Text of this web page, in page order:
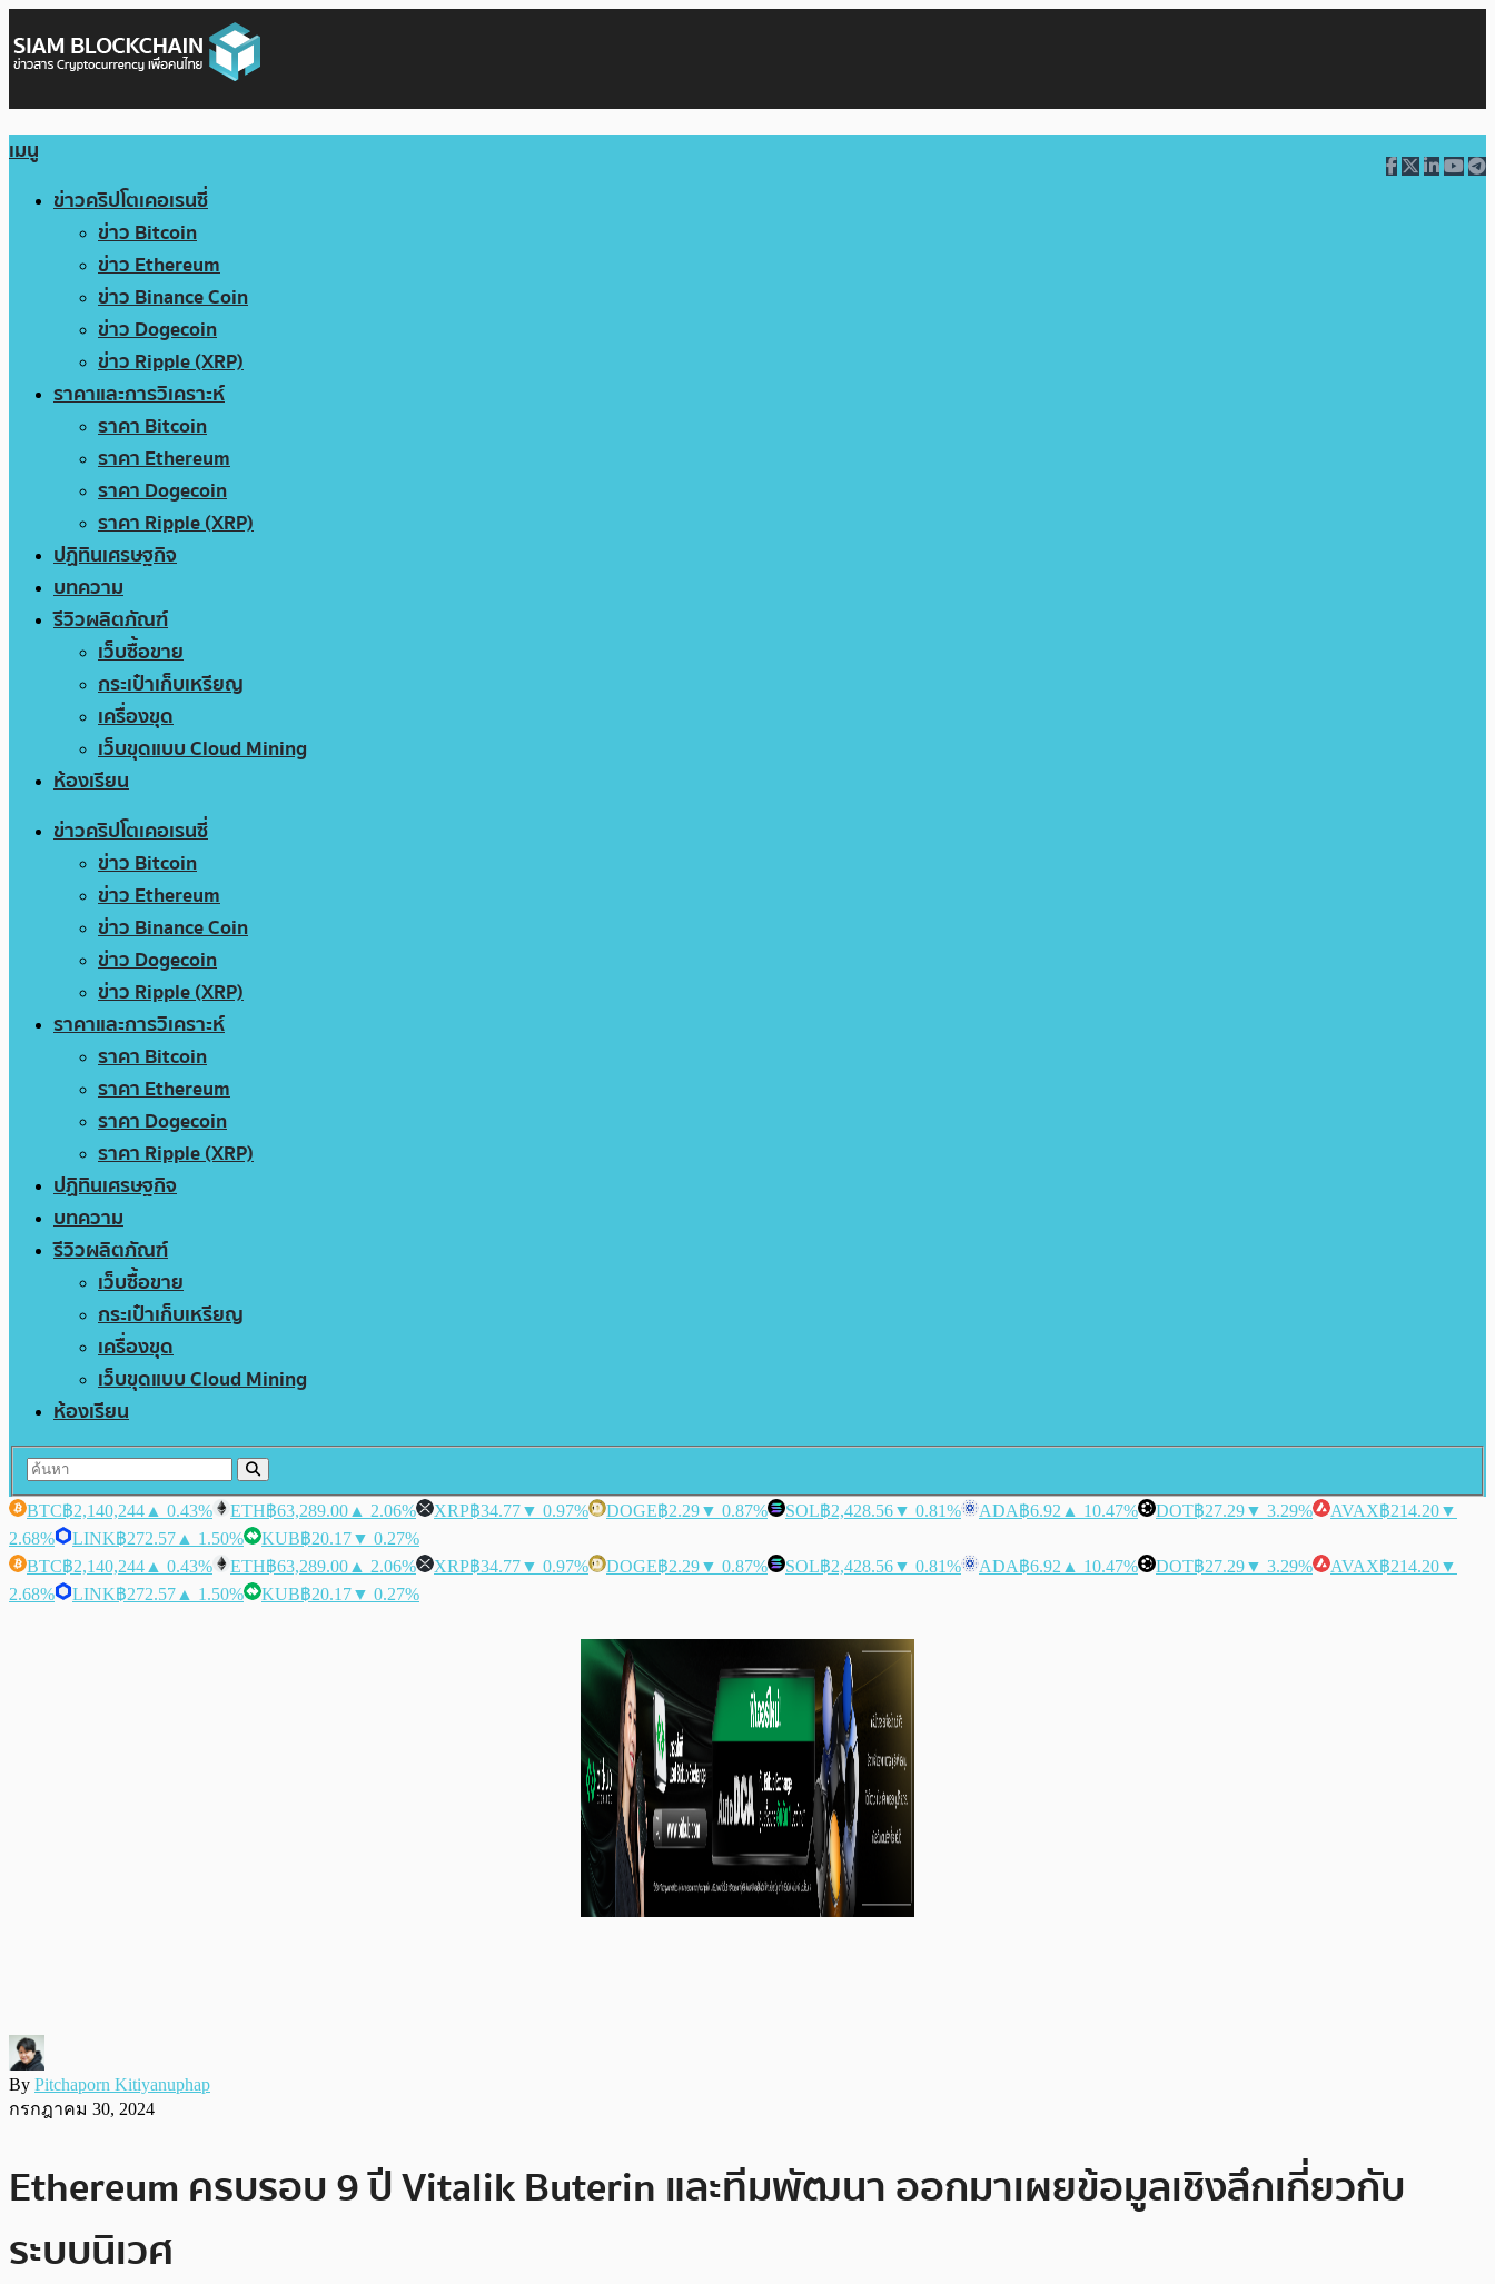
เมนู
ข่าวคริปโตเคอเรนซี่
ข่าว Bitcoin
ข่าว Ethereum
ข่าว Binance Coin
ข่าว Dogecoin
ข่าว Ripple (XRP)
ราคาและการวิเคราะห์
ราคา Bitcoin
ราคา Ethereum
ราคา Dogecoin
ราคา Ripple (XRP)
ปฏิทินเศรษฐกิจ
บทความ
รีวิวผลิตภัณฑ์
เว็บซื้อขาย
กระเป๋าเก็บเหรียญ
เครื่องขุด
เว็บขุดแบบ Cloud Mining
ห้องเรียน
ข่าวคริปโตเคอเรนซี่
ข่าว Bitcoin
ข่าว Ethereum
ข่าว Binance Coin
ข่าว Dogecoin
ข่าว Ripple (XRP)
ราคาและการวิเคราะห์
ราคา Bitcoin
ราคา Ethereum
ราคา Dogecoin
ราคา Ripple (XRP)
ปฏิทินเศรษฐกิจ
บทความ
รีวิวผลิตภัณฑ์
เว็บซื้อขาย
กระเป๋าเก็บเหรียญ
เครื่องขุด
เว็บขุดแบบ Cloud Mining
ห้องเรียน
BTC฿2,140,244 ▲ 0.43% ETH฿63,289.00 ▲ 2.06% XRP฿34.77▼ 0.97% DOGE฿2.29▼ 0.87% SOL฿2,428.56▼ 0.81% ADA฿6.92 ▲ 10.47% DOT฿27.29▼ 3.29% AVAX฿214.20▼
2.68%
LINK฿272.57 ▲ 1.50% KUB฿20.17▼ 0.27%
BTC฿2,140,244 ▲ 0.43% ETH฿63,289.00 ▲ 2.06% XRP฿34.77▼ 0.97% DOGE฿2.29▼ 0.87% SOL฿2,428.56▼ 0.81% ADA฿6.92 ▲ 10.47% DOT฿27.29▼ 3.29% AVAX฿214.20▼
2.68%
LINK฿272.57 ▲ 1.50% KUB฿20.17▼ 0.27%
By Pitchaporn Kitiyanuphap
กรกฎาคม 30, 2024
Ethereum ครบรอบ 9 ปี Vitalik Buterin และทีมพัฒนา ออกมาเผยข้อมูลเชิงลึกเกี่ยวกับ
ระบบนิเวศ